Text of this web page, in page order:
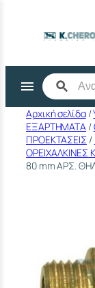
περιεχόμενο
Αρχική σελίδα/
ΕΞΑΡΤΗΜΑΤΑ /
ΠΡΟΕΚΤΑΣΕΙΣ/
ΟΡΕΙΧΑΛΚΙΝΕΣ
80 mm ΑΡΣ.